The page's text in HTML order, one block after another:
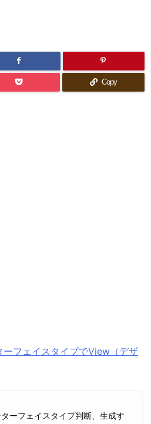
Copy
フェイスタイプでView（デザ
ーフェイスタイプ判断、生成す